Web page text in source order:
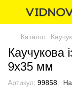
Каталог
Каучукова
9х35 мм
Артикул: 99858